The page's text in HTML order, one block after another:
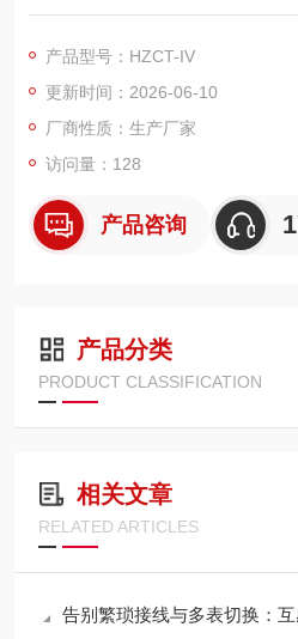
程度高、测试效率高，是继电器保
产品型号：HZCT-IV
更新时间：2026-06-10
厂商性质：生产厂家
访问量：128
产品咨询
产品分类
PRODUCT CLASSIFICATION
相关文章
RELATED ARTICLES
告别繁琐接线与多表切换：互感器特